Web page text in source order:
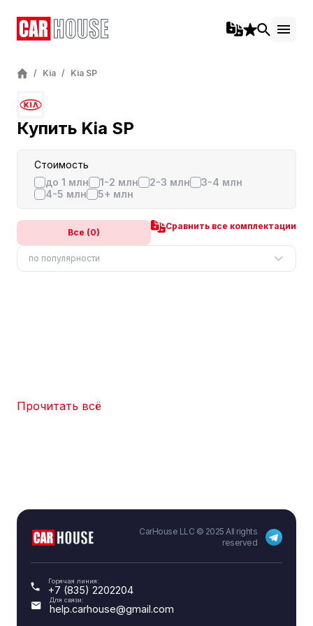
/ Kia / Kia SP
Купить Kia SP
Стоимость
до 1 млн
1-2 млн 2-3 млн
3-4 млн
4-5 млн
5+ млн
Все (0)
Сравнить все комплектации
по популярности
Прочитать всё
CarHouse LLC © 2025 All rights
reserved
Горячая линия:
+7 (835) 2202204
Для связи:
help.carhouse@gmail.com